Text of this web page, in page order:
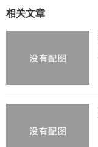
相关文章